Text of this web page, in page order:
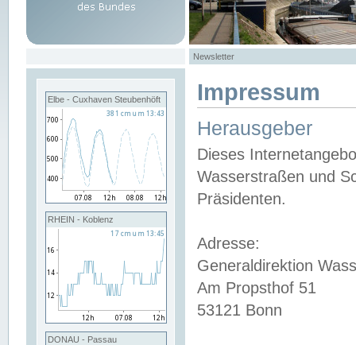
Newsletter
Elbe - Cuxhaven Steubenhöft
RHEIN - Koblenz
DONAU - Passau
Impressum
Herausgeber
Dieses
Wasserstraßen und
Präsidenten.
Adresse:
Generaldirektion
Am Propsthof 51
53121 Bonn